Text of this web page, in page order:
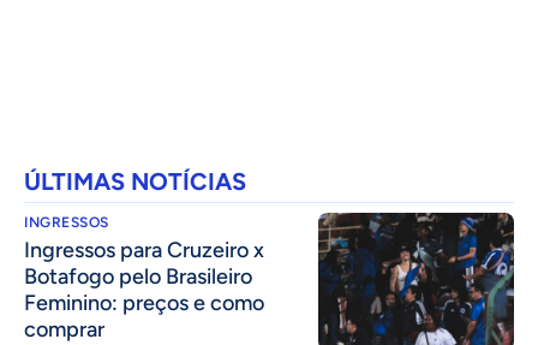
ÚLTIMAS NOTÍCIAS
INGRESSOS
Ingressos para Cruzeiro x
Botafogo pelo Brasileiro
Feminino: preços e como
comprar